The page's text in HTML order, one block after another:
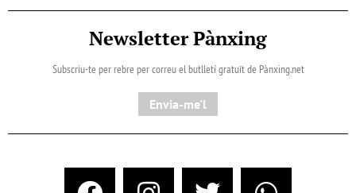
Newsletter Pànxing
Subscriu-te per rebre per correu el butlletí gratuït de Pànxing.net​
Envia-me'l